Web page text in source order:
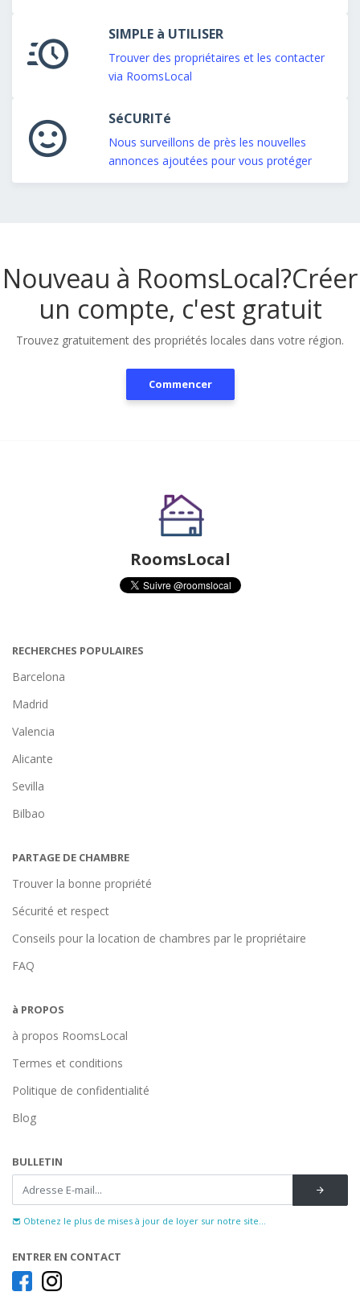
SIMPLE à UTILISER
Trouver des propriétaires et les contacter
via RoomsLocal
SéCURITé
Nous surveillons de près les nouvelles
annonces ajoutées pour vous protéger
Nouveau à RoomsLocal?Créer
un compte, c'est gratuit
Trouvez gratuitement des propriétés locales dans votre région.
Commencer
RoomsLocal
RECHERCHES POPULAIRES
Barcelona
Madrid
Valencia
Alicante
Sevilla
Bilbao
PARTAGE DE CHAMBRE
Trouver la bonne propriété
Sécurité et respect
Conseils pour la location de chambres par le propriétaire
FAQ
à PROPOS
à propos RoomsLocal
Termes et conditions
Politique de confidentialité
Blog
BULLETIN
Obtenez le plus de mises à jour de loyer sur notre site...
ENTRER EN CONTACT